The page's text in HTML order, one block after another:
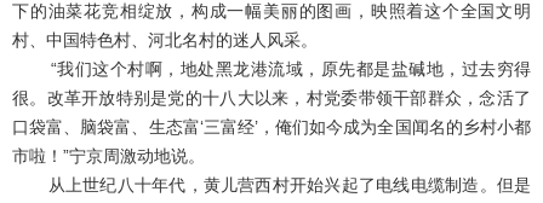
下的油菜花竞相绽放，构成一幅美丽的图画，映照着这个全国文明
村、中国特色村、河北名村的迷人风采。
“我们这个村啊，地处黑龙港流域，原先都是盐碱地，过去穷得
很。改革开放特别是党的十八大以来，村党委带领干部群众，念活了
口袋富、脑袋富、生态富‘三富经’，俺们如今成为全国闻名的乡村小都
市啦！”宁京周激动地说。
从上世纪八十年代，黄儿营西村开始兴起了电线电缆制造。但是